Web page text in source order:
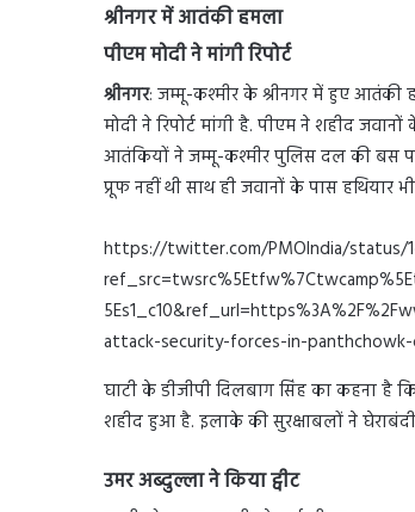
श्रीनगर में आतंकी हमला
पीएम मोदी ने मांगी रिपोर्ट
श्रीनगर: जम्मू-कश्मीर के श्रीनगर में हुए
मोदी ने रिपोर्ट मांगी है. पीएम ने शहीद
आतंकियों ने जम्मू-कश्मीर पुलिस दल की बस
प्रूफ नहीं थी साथ ही जवानों के पास हथियार
https://twitter.com/PMOIndia/status/
attack-security-forces-in-panthchowk-
घाटी के डीजीपी दिलबाग सिंह का कहना है
शहीद हुआ है. इलाके की सुरक्षाबलों ने
उमर अब्दुल्ला ने किया ट्वीट